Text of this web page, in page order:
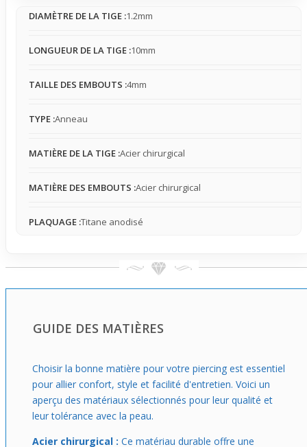
Bien que la boule puisse légèrement pivoter, le bijou
quotidien. Sa taille fine et son poids léger permettent une
simple à porter, capable de sublimer discrètement sans
dans une routine où l'on veut un petit détail sophistiqué
moderne lors d'une sortie ou d'un événement détendu.
DIAMÈTRE DE LA TIGE :1.2mm
LONGUEUR DE LA TIGE :10mm
TAILLE DES EMBOUTS :4mm
TYPE :Anneau
MATIÈRE DE LA TIGE :Acier chirurgical
MATIÈRE DES EMBOUTS :Acier chirurgical
PLAQUAGE :Titane anodisé
GUIDE DES MATIÈRES
Choisir la bonne matière pour votre piercing est essentiel
pour allier confort, style et facilité d'entretien. Voici un
aperçu des matériaux sélectionnés pour leur qualité et
leur tolérance avec la peau.
Acier chirurgical : Ce matériau durable offre une